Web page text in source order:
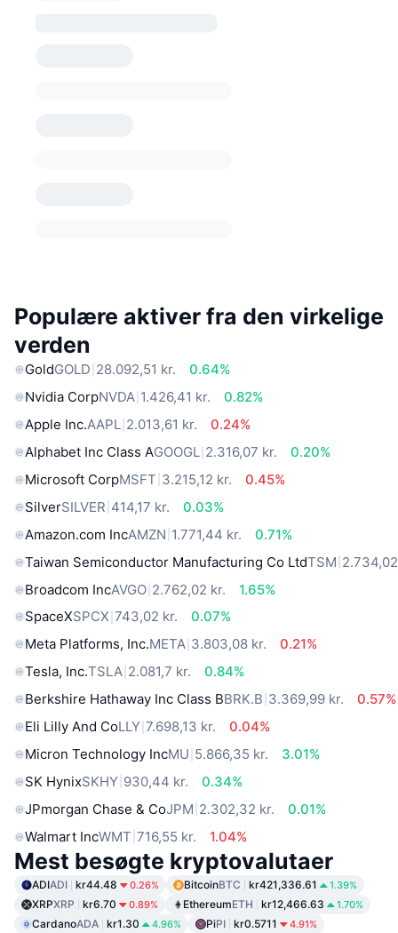
Populære aktiver fra den virkelige
verden
GoldGOLD 28.092,51 kr.
0.64%
Nvidia CorpNVDA 1.426,41 kr.
0.82%
Apple Inc.AAPL 2.013,61 kr.
0.24%
Alphabet Inc Class AGOOGL 2.316,07 kr.
0.20%
Microsoft CorpMSFT 3.215,12 kr.
0.45%
SilverSILVER 414,17 kr.
0.03%
Amazon.com IncAMZN 1.771,44 kr.
0.71%
Taiwan Semiconductor Manufacturing Co LtdTSM
Broadcom IncAVGO 2.762,02 kr.
1.65%
SpaceXSPCX 743,02 kr.
0.07%
Meta Platforms, Inc.META 3.803,08 kr.
0.21%
Tesla, Inc.TSLA 2.081,7 kr.
0.84%
Berkshire Hathaway Inc Class BBRK.B 3.369,99 kr.
0.57%
Eli Lilly And CoLLY 7.698,13 kr.
0.04%
Micron Technology IncMU 5.866,35 kr.
3.01%
SK HynixSKHY 930,44 kr.
0.34%
JPmorgan Chase & CoJPM 2.302,32 kr.
0.01%
Walmart IncWMT 716,55 kr. 1.04%
Mest besøgte kryptovalutaer
ADIADI kr44.48 0.26% BitcoinBTC kr421,336.61 1.39%
XRPXRP kr6.70 0.89% EthereumETH kr12,466.63 1.70%
CardanoADA kr1.30 4.96% PiPI kr0.5711 4.91%